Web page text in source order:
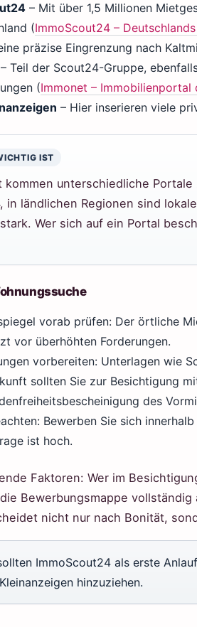
– Mit über 1,5 Millionen
(ImmoScout24 –
präzise Eingrenzung nach
– Teil der Scout24-Gruppe,
(Immonet –
– Hier inserieren viele
IST
kommen unterschiedliche
in ländlichen Regionen sind
Wer sich auf ein Portal
vorab prüfen: Der örtliche
vor überhöhten Forderungen.
vorbereiten: Unterlagen wie
sollten Sie zur Besichtigung
des
Bewerben Sie sich
ist hoch.
Faktoren: Wer im
Bewerbungsmappe
nicht nur nach Bonität,
ImmoScout24 als erste
hinzuziehen.